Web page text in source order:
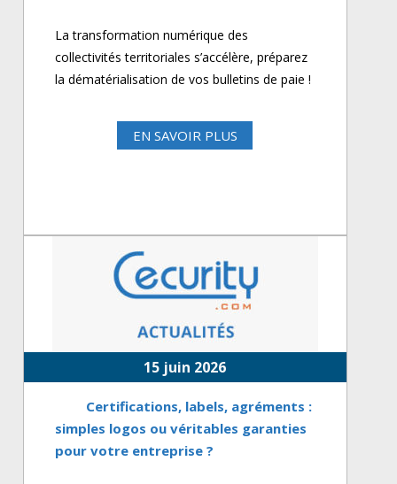
La transformation numérique des
collectivités territoriales s’accélère, préparez
la dématérialisation de vos bulletins de paie !
EN SAVOIR PLUS
15 juin 2026
Certifications, labels, agréments :
simples logos ou véritables garanties
pour votre entreprise ?